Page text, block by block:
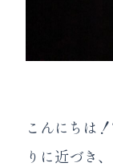
こんにちは
りに近づき